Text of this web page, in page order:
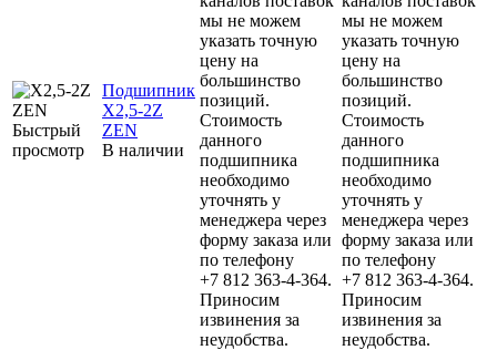
Быстрый
просмотр
Подшипник
X2,5-2Z
ZEN
В наличии
мы не можем
указать точную
цену на
большинство
позиций.
Стоимость
данного
подшипника
необходимо
уточнять у
менеджера через
форму заказа или
по телефону
+7 812 363-4-364.
Приносим
извинения за
неудобства.
мы не можем
указать точную
цену на
большинство
позиций.
Стоимость
данного
подшипника
необходимо
уточнять у
менеджера через
форму заказа или
по телефону
+7 812 363-4-364.
Приносим
извинения за
неудобства.